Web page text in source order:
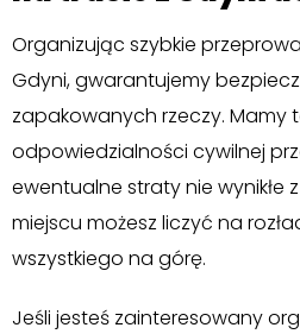
Organizując szybkie
Gdyni, gwarantujemy
zapakowanych rzeczy. Mamy
odpowiedzialności cywilnej
ewentualne straty nie wynikłe
miejscu możesz liczyć na
wszystkiego na górę.
Jeśli jesteś zainteresowany